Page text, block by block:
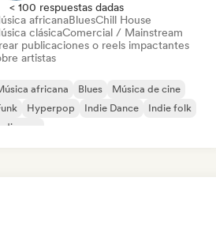
< 100 respuestas dadas
africanaBluesChill House
clásicaComercial / Mainstream
publicaciones o reels impactantes
artistas
africana Blues
Música de cine
Hyperpop Indie Dance
Indie folk
pop